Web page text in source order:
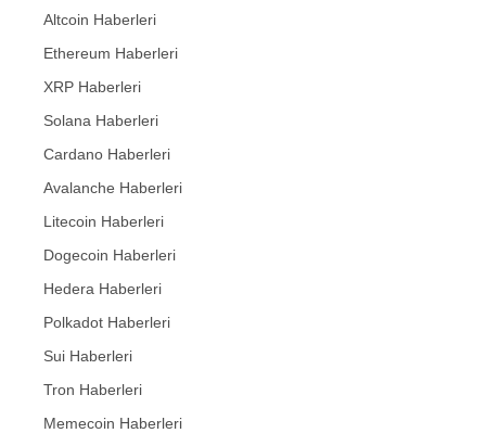
Altcoin Haberleri
Ethereum Haberleri
XRP Haberleri
Solana Haberleri
Cardano Haberleri
Avalanche Haberleri
Litecoin Haberleri
Dogecoin Haberleri
Hedera Haberleri
Polkadot Haberleri
Sui Haberleri
Tron Haberleri
Memecoin Haberleri